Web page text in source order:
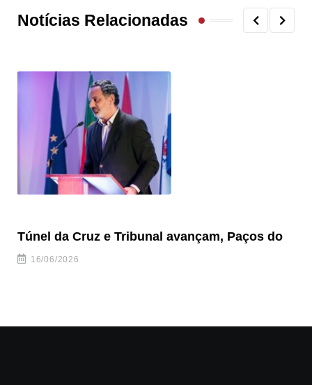
Notícias Relacionadas
Túnel da Cruz e Tribunal avançam, Paços do
16/06/2026